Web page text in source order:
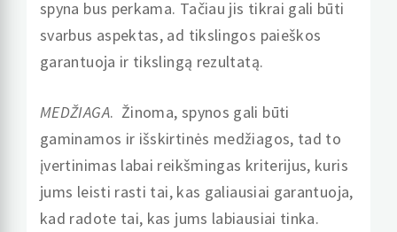
spyna bus perkama. Tačiau jis tikrai gali būti
svarbus aspektas, ad tikslingos paieškos
garantuoja ir tikslingą rezultatą.
MEDŽIAGA. Žinoma, spynos gali būti
gaminamos ir išskirtinės medžiagos, tad to
įvertinimas labai reikšmingas kriterijus, kuris
jums leisti rasti tai, kas galiausiai garantuoja,
kad radote tai, kas jums labiausiai tinka.